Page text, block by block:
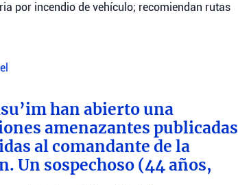
por incendio de vehículo; recomiendan rutas
han abierto una
amenazantes publicadas
al comandante de la
Un sospechoso (44 años,